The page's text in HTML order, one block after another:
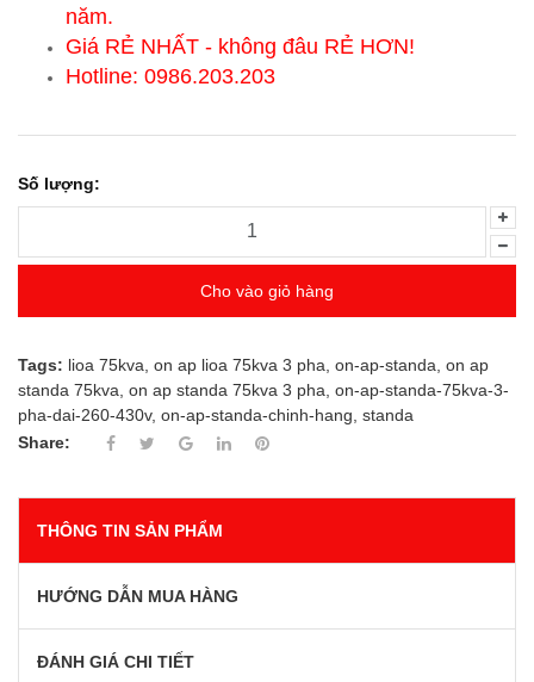
năm.
Giá RẺ NHẤT - không đâu RẺ HƠN!
Hotline: 0986.203.203
Số lượng:
Cho vào giỏ hàng
Tags: lioa 75kva on ap lioa 75kva 3 pha on-ap-standa on ap
standa 75kva on ap standa 75kva 3 pha on-ap-standa-75kva-3-
pha-dai-260-430v, on-ap-standa-chinh-hang standa
Share:
THÔNG TIN SẢN PHẨM
HƯỚNG DẪN MUA HÀNG
ĐÁNH GIÁ CHI TIẾT